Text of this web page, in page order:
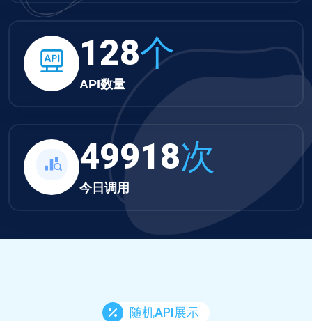
132个
API数量
51639次
今日调用
随机API展示